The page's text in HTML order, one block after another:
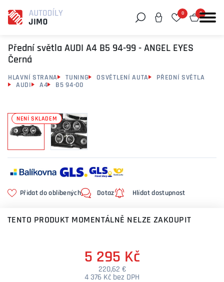
0 0
Přední světla AUDI A4 B5 94-99 - ANGEL EYES
Černá
HLAVNÍ STRANA TUNING OSVĚTLENÍ AUTA
PŘEDNÍ SVĚTLA
AUDI
A4 B5 94-00
NENÍ SKLADEM
Přidat do oblíbených Dotaz Hlídat dostupnost
TENTO PRODUKT MOMENTÁLNĚ NELZE ZAKOUPIT
5 295 Kč
220,62 €
4 376 Kč bez DPH
Můžeme vám pomoci něco najít?